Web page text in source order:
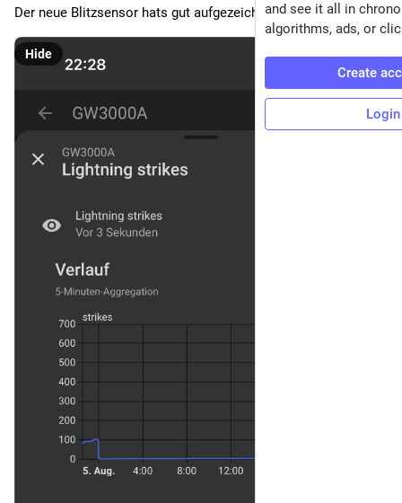
Der neue Blitzsensor hats gut aufgezeichnet.
Hide
and see it all in
algorithms, ads, or
Create
Login